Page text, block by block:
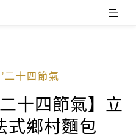
十四節氣
十四節氣】立
式鄉村麵包